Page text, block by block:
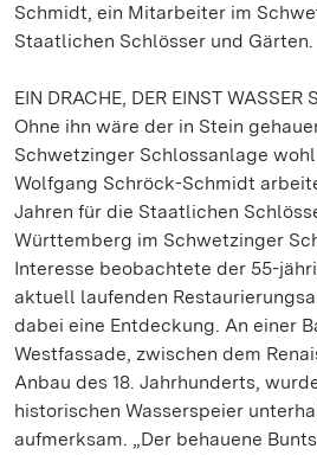
Schmidt, ein Mitarbeiter im
Staatlichen Schlösser und Gärten.
EIN DRACHE, DER EINST WASSER
Ohne ihn wäre der in Stein
Schwetzinger Schlossanlage
Wolfgang Schröck-Schmidt
Jahren für die Staatlichen
Württemberg im Schwetzinger
Interesse beobachtete der 55-
aktuell laufenden
dabei eine Entdeckung. An einer
Westfassade, zwischen dem
Anbau des 18. Jahrhunderts,
historischen Wasserspeier
aufmerksam. „Der behauene